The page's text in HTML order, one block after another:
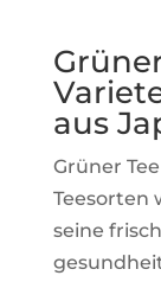
aus
Grüner
Teesorten
seine